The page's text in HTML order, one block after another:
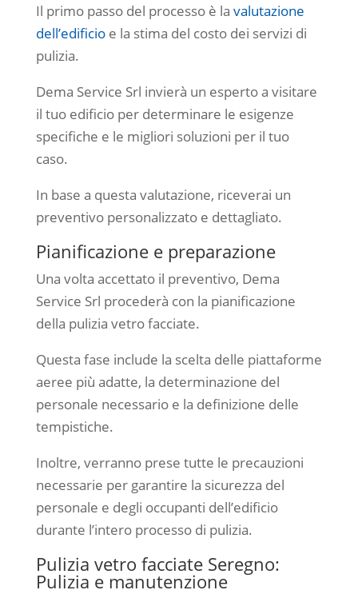
Il primo passo del processo è la valutazione
dell’edificioe la stima del costo dei servizi di
pulizia.
Dema Service Srl invierà un esperto a visitare
il tuo edificio per determinare le esigenze
specifiche e le migliori soluzioni per il tuo
caso.
In base a questa valutazione, riceverai un
preventivo personalizzato e dettagliato.
Pianificazione e preparazione
Una volta accettato il preventivo, Dema
Service Srl procederà con la pianificazione
della pulizia vetro facciate.
Questa fase include la scelta delle piattaforme
aeree più adatte, la determinazione del
personale necessario e la definizione delle
tempistiche.
Inoltre, verranno prese tutte le precauzioni
necessarie per garantire la sicurezza del
personale e degli occupanti dell’edificio
durante l’intero processo di pulizia.
Pulizia vetro facciate Seregno:
Pulizia e manutenzione